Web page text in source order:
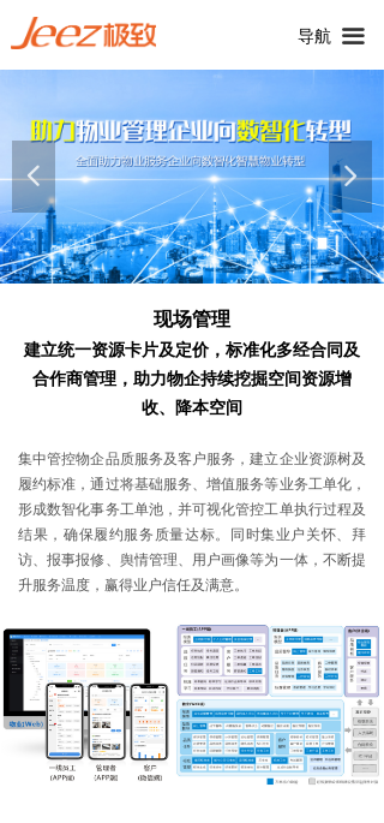
导航 끀
넳 넲
现场管理
建立统一资源卡片及定价，标准化多经合同及
合作商管理，助力物企持续挖掘空间资源增
收、降本空间
集中管控物企品质服务及客户服务，建立企业资源树及
履约标准，通过将基础服务、增值服务等业务工单化，
形成数智化事务工单池，并可视化管控工单执行过程及
结果，确保履约服务质量达标。同时集业户关怀、拜
访、报事报修、舆情管理、用户画像等为一体，不断提
升服务温度，赢得业户信任及满意。